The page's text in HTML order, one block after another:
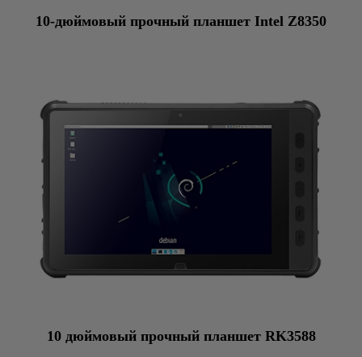
10-дюймовый прочный планшет Intel Z8350
10 дюймовый прочный планшет RK3588